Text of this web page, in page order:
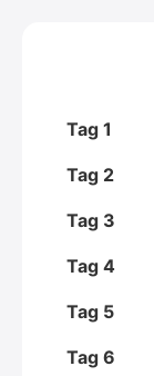
Tag 1
Tag 2
Tag 3
Tag 4
Tag 5
Tag 6